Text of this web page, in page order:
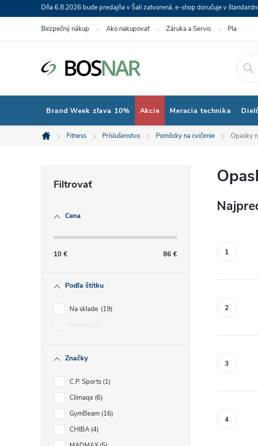
na
Dňa 6.8.2026 bude predajňa v Šali zatvorená, e-shop doručuje v
Bezpečný nákup Ako nakupovať Záruka a Servis Platby a
Brand Week zľava 10% Akcie Meracia technika
Domov
Fitness Príslušenstvo Pomôcky na cvičenie Opasky
Cena
10 € 86 €
Podľa štítku
Na sklade 19
Značky
C.P. Sports 1
Climaqx 6
GymBeam 16
CHIBA 4